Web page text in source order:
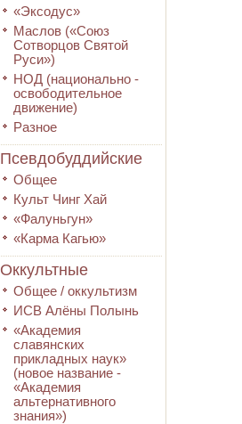
«Эксодус»
Маслов («Союз
Сотворцов Святой
Руси»)
НОД (национально -
освободительное
движение)
Разное
Псевдобуддийские
Общее
Культ Чинг Хай
«Фалуньгун»
«Карма Кагью»
Оккультные
Общее / оккультизм
ИСВ Алёны Полынь
«Академия
славянских
прикладных наук»
(новое название -
«Академия
альтернативного
знания»)